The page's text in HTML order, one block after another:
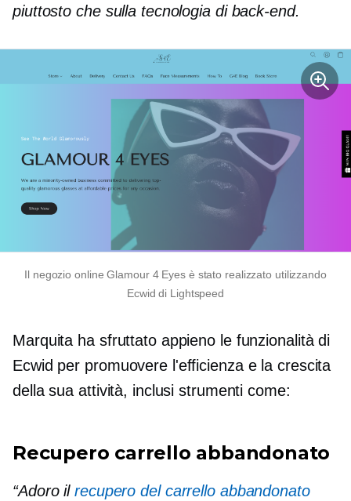
piuttosto che sulla tecnologia di back-end.
Il negozio online Glamour 4 Eyes è stato realizzato utilizzando
Ecwid di Lightspeed
Marquita ha sfruttato appieno le funzionalità di
Ecwid per promuovere l'efficienza e la crescita
della sua attività, inclusi strumenti come:
Recupero carrello abbandonato
“Adoro ilrecupero del carrello abbandonato